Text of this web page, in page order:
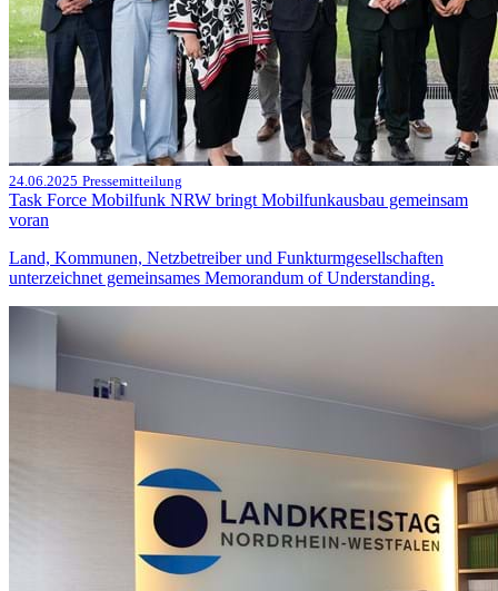
24.06.2025 Pressemitteilung
Task Force Mobilfunk NRW bringt Mobilfunkausbau gemeinsam
voran
Land, Kommunen, Netzbetreiber und Funkturmgesellschaften
unterzeichnet gemeinsames Memorandum of Understanding.